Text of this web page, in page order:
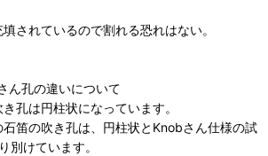
されているので割れる恐れはない。
ん孔の違いについて
孔は円柱状になっています。
笛の吹き孔は、円柱状とKnobさん仕様の試
別けています。